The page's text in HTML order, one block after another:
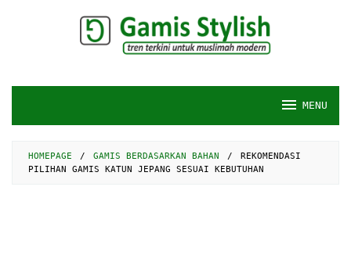
MENU
HOMEPAGE / GAMIS BERDASARKAN BAHAN /
REKOMENDASI
PILIHAN GAMIS KATUN JEPANG SESUAI KEBUTUHAN